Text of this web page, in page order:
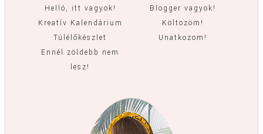
Helló, itt vagyok!
Kreatív Kalendárium
Túlélőkészlet
Ennél zöldebb nem
lesz!
Blogger vagyok!
Költözöm!
Unatkozom!